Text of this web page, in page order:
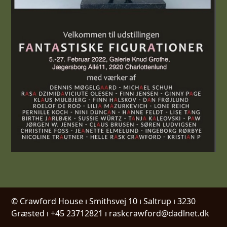
© Crawford House ı Smithsvej 10 ı Saltrup ı 3230
Græsted ı +45 23712821 ı raskcrawford@dadlnet.dk